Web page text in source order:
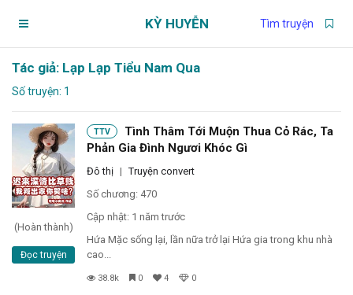
KỲ HUYỄN Tìm truyện
Tác giả: Lạp Lạp Tiểu Nam Qua
Số truyện: 1
(Hoàn thành)
Đọc truyện
TTV
Tình Thâm Tới Muộn Thua Cỏ Rác, Ta
Phản Gia Đình Ngươi Khóc Gì
Đô thị | Truyện convert
Số chương: 470
Cập nhật: 1 năm trước
Hứa Mặc sống lại, lần nữa trở lại Hứa gia trong khu nhà
cao...
38.8k 0 4 0
Trang chủ
Chương chưa xem
Chương đánh dấu
Truyện đang đọc